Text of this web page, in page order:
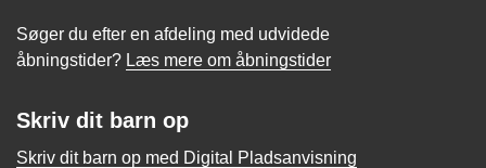
Søger du efter en afdeling med udvidede
åbningstider? Læs mere om åbningstider
Skriv dit barn op
Skriv dit barn op med Digital Pladsanvisning